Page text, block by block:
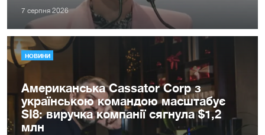
7 серпня 2026
НОВИНИ
Американська Cassator Corp з
українською командою масштабує
SI8: виручка компанії сягнула $1,2
млн